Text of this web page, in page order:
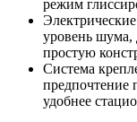
режим
уровень шума,
простую
Система
предпочтение
удобнее